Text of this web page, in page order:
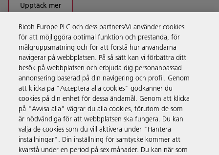
Upptäck mer
Företagslösningar
Produkter och tjänster
Support och kontakt
Resurser
Ricoh Europe PLC och dess partners/Vi använder cookies
för att möjliggöra optimal funktion och prestanda, för
målgruppsmätning och för att förstå hur användarna
navigerar på webbplatsen. På så sätt kan vi förbättra ditt
besök på webbplatsen och erbjuda dig personanpassad
annonsering baserad på din navigering och profil. Genom
att klicka på "Acceptera alla cookies" godkänner du
cookies på din enhet för dessa ändamål. Genom att klicka
på "Avvisa alla" vägrar du alla cookies, förutom de som
är nödvändiga för att webbplatsen ska fungera. Du kan
välja de cookies som du vill aktivera under "Hantera
inställningar". Din inställning för samtycke kommer att
kvarstå under en period på sex månader. Du kan när som